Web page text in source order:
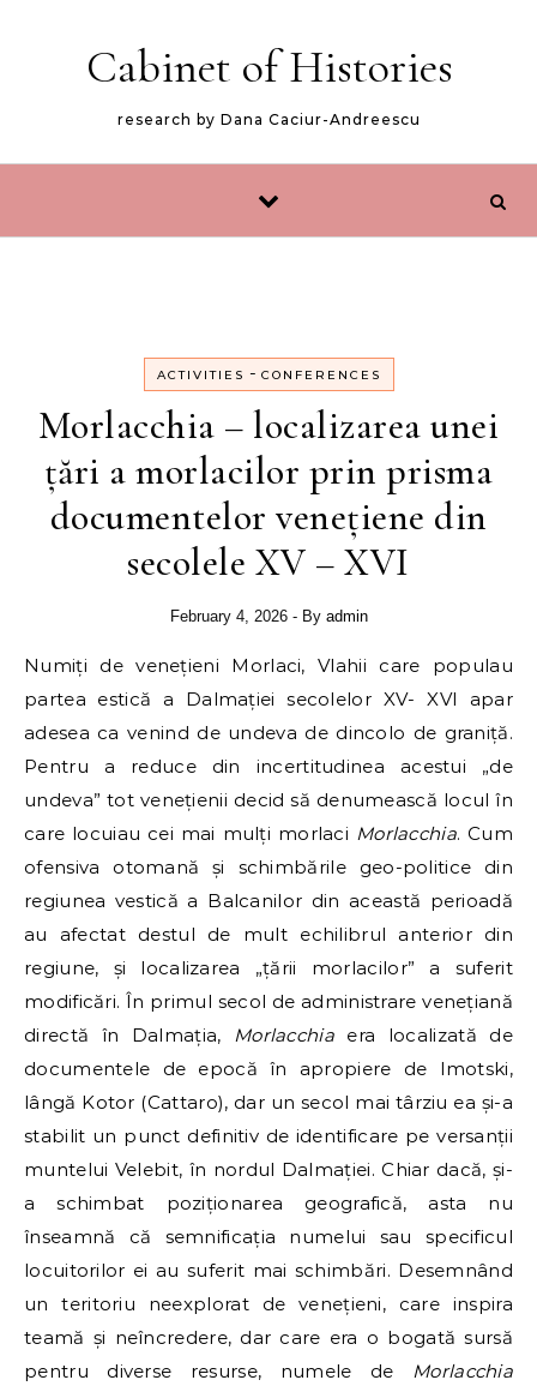
Cabinet of Histories
research by Dana Caciur-Andreescu
ACTIVITIES - CONFERENCES
Morlacchia – localizarea unei
țări a morlacilor prin prisma
documentelor venețiene din
secolele XV – XVI
February 4, 2026 - By admin
Numiți de venețieni Morlaci, Vlahii care populau
partea estică a Dalmației secolelor XV- XVI apar
adesea ca venind de undeva de dincolo de graniță.
Pentru a reduce din incertitudinea acestui „de
undeva” tot venețienii decid să denumească locul în
care locuiau cei mai mulți morlaci Morlacchia. Cum
ofensiva otomană și schimbările geo-politice din
regiunea vestică a Balcanilor din această perioadă
au afectat destul de mult echilibrul anterior din
regiune, și localizarea „țării morlacilor” a suferit
modificări. În primul secol de administrare venețiană
directă în Dalmația, Morlacchiaera localizată de
documentele de epocă în apropiere de Imotski,
lângă Kotor (Cattaro), dar un secol mai târziu ea și-a
stabilit un punct definitiv de identificare pe versanții
muntelui Velebit, în nordul Dalmației. Chiar dacă, și-
a schimbat poziționarea geografică, asta nu
înseamnă că semnificația numelui sau specificul
locuitorilor ei au suferit mai schimbări. Desemnând
un teritoriu neexplorat de venețieni, care inspira
teamă și neîncredere, dar care era o bogată sursă
pentru diverse resurse, numele de Morlacchia